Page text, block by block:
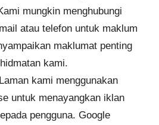
mungkin menghubungi
atau telefon untuk maklum
maklumat penting
kami.
Laman kami menggunakan
untuk menayangkan iklan
pengguna. Google